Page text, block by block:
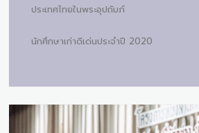
ประเทศไทยในพระอุปถัมภ์
นักศึกษาเก่าดีเด่นประจำปี 2020